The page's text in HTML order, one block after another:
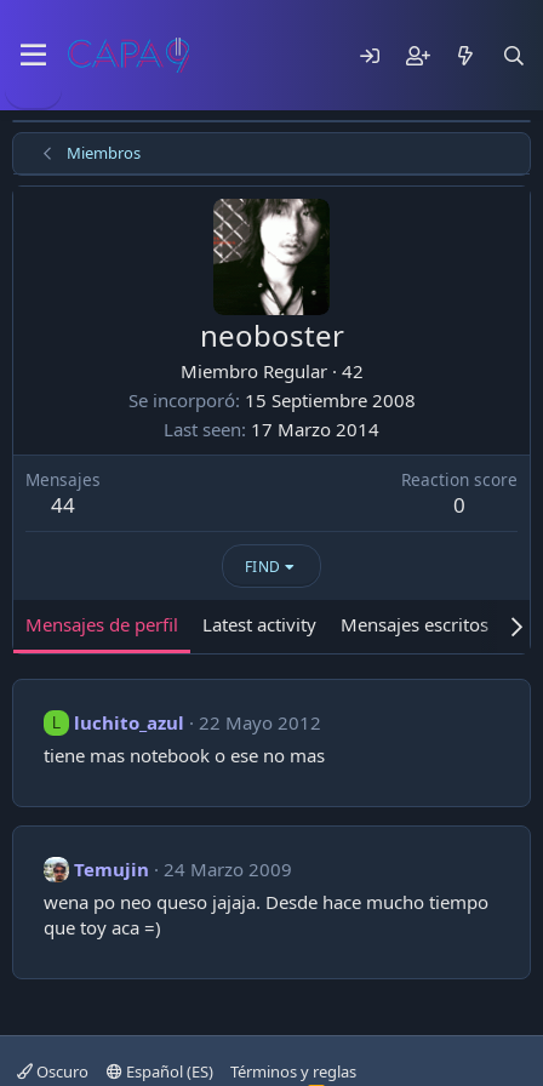
Miembros
neoboster
Miembro Regular · 42
Se incorporó 15 Septiembre 2008
Last seen 17 Marzo 2014
Mensajes
44
Reaction score
0
FIND
Mensajes de perfil Latest activity Mensajes escritos
L luchito_azul
22 Mayo 2012
tiene mas notebook o ese no mas
Temujin
24 Marzo 2009
wena po neo queso jajaja. Desde hace mucho tiempo
que toy aca =)
Oscuro Español (ES)
Términos y reglas